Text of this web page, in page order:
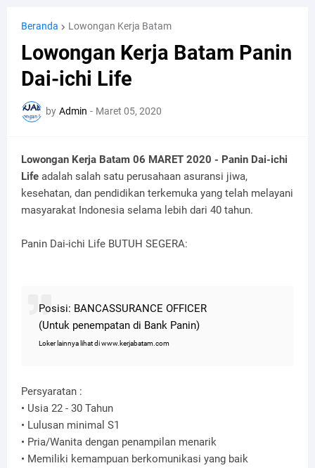
Beranda Lowongan Kerja Batam
Lowongan Kerja Batam Panin
Dai-ichi Life
by Admin - Maret 05, 2020
Lowongan Kerja Batam 06 MARET 2020 - Panin Dai-ichi
Life adalah salah satu perusahaan asuransi jiwa,
kesehatan, dan pendidikan terkemuka yang telah melayani
masyarakat Indonesia selama lebih dari 40 tahun.
Panin Dai-ichi Life BUTUH SEGERA:
Posisi: BANCASSURANCE OFFICER
(Untuk penempatan di Bank Panin)
Loker lainnya lihat di www.kerjabatam.com
Persyaratan :
• Usia 22 - 30 Tahun
• Lulusan minimal S1
• Pria/Wanita dengan penampilan menarik
• Memiliki kemampuan berkomunikasi yang baik